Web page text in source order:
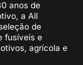
anos de
a All
de
fusíveis e
agrícola e